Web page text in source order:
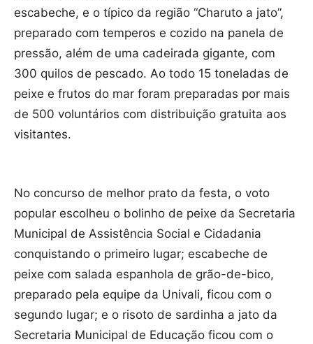
escabeche, e o típico da região “Charuto a jato”,
preparado com temperos e cozido na panela de
pressão, além de uma cadeirada gigante, com
300 quilos de pescado. Ao todo 15 toneladas de
peixe e frutos do mar foram preparadas por mais
de 500 voluntários com distribuição gratuita aos
visitantes.
No concurso de melhor prato da festa, o voto
popular escolheu o bolinho de peixe da Secretaria
Municipal de Assistência Social e Cidadania
conquistando o primeiro lugar; escabeche de
peixe com salada espanhola de grão-de-bico,
preparado pela equipe da Univali, ficou com o
segundo lugar; e o risoto de sardinha a jato da
Secretaria Municipal de Educação ficou com o